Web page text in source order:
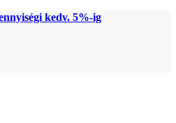
kedv. 5%-ig